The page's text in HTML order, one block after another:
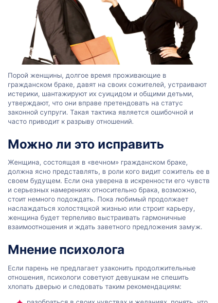
Порой женщины, долгое время проживающие в
гражданском браке, давят на своих сожителей, устраивают
истерики, шантажируют их суицидом и общими детьми,
утверждают, что они вправе претендовать на статус
законной супруги. Такая тактика является ошибочной и
часто приводит к разрыву отношений.
Можно ли это исправить
Женщина, состоящая в «вечном» гражданском браке,
должна ясно представлять, в роли кого видит сожитель ее в
своем будущем. Если она уверена в искренности его чувств
и серьезных намерениях относительно брака, возможно,
стоит немного подождать. Пока любимый продолжает
наслаждаться холостяцкой жизнью или строит карьеру,
женщина будет терпеливо выстраивать гармоничные
взаимоотношения и ждать заветного предложения замуж.
Мнение психолога
Если парень не предлагает узаконить продолжительные
отношения, психологи советуют девушкам не спешить
хлопать дверью и следовать таким рекомендациям: